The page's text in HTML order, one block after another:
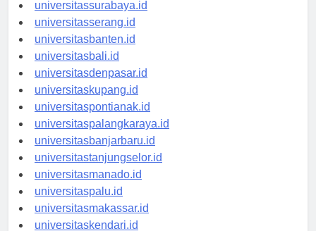
universitassurabaya.id
universitasserang.id
universitasbanten.id
universitasbali.id
universitasdenpasar.id
universitaskupang.id
universitaspontianak.id
universitaspalangkaraya.id
universitasbanjarbaru.id
universitastanjungselor.id
universitasmanado.id
universitaspalu.id
universitasmakassar.id